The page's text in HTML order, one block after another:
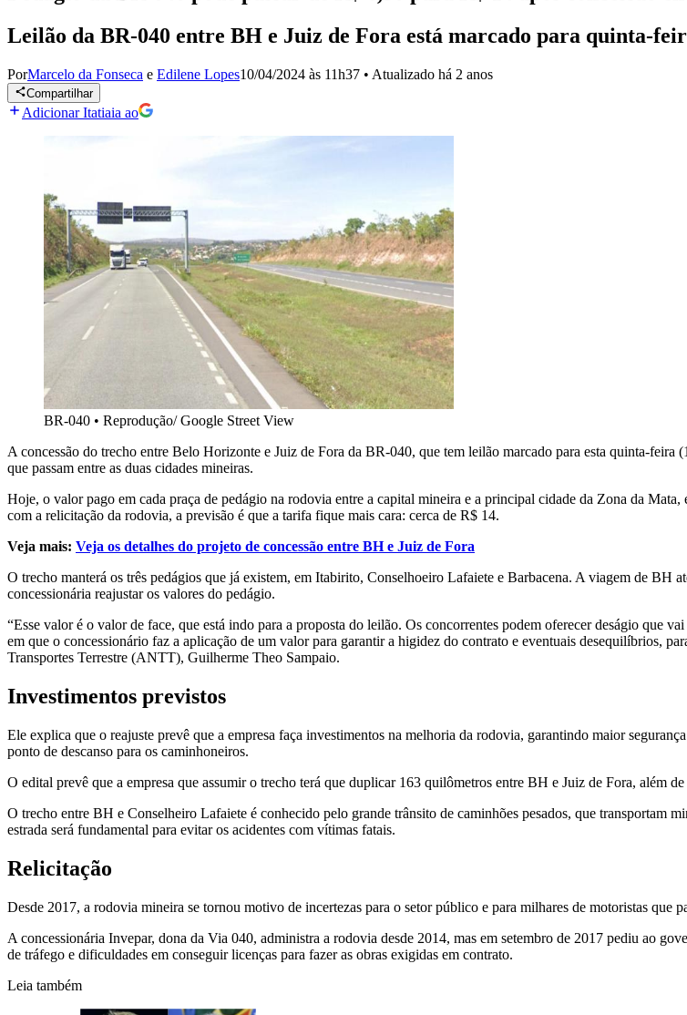
Leilão da BR-040 entre BH e Juiz de Fora está marcado para quinta-
PorMarcelo da Fonseca e Edilene Lopes10/04/2024 às 11h37 • Atualizado há 2 anos
Compartilhar
Adicionar Itatiaia ao
BR-040 • Reprodução/ Google Street View
A concessão do trecho entre Belo Horizonte e Juiz de Fora da BR-040, que tem leilão marcado para esta quinta-
que passam entre as duas cidades mineiras.
Hoje, o valor pago em cada praça de pedágio na rodovia entre a capital mineira e a principal cidade da Zona da
com a relicitação da rodovia, a previsão é que a tarifa fique mais cara: cerca de R$ 14.
Veja mais: Veja os detalhes do projeto de concessão entre BH e Juiz de Fora
O trecho manterá os três pedágios que já existem, em Itabirito, Conselhoeiro Lafaiete e Barbacena. A viagem de BH
concessionária reajustar os valores do pedágio.
“Esse valor é o valor de face, que está indo para a proposta do leilão. Os concorrentes podem oferecer deságio que
em que o concessionário faz a aplicação de um valor para garantir a higidez do contrato e eventuais desequilíbrios,
Transportes Terrestre (ANTT), Guilherme Theo Sampaio.
Investimentos previstos
Ele explica que o reajuste prevê que a empresa faça investimentos na melhoria da rodovia, garantindo maior
ponto de descanso para os caminhoneiros.
O edital prevê que a empresa que assumir o trecho terá que duplicar 163 quilômetros entre BH e Juiz de Fora, além
O trecho entre BH e Conselheiro Lafaiete é conhecido pelo grande trânsito de caminhões pesados, que transportam
estrada será fundamental para evitar os acidentes com vítimas fatais.
Relicitação
Desde 2017, a rodovia mineira se tornou motivo de incertezas para o setor público e para milhares de motoristas que
A concessionária Invepar, dona da Via 040, administra a rodovia desde 2014, mas em setembro de 2017 pediu ao
de tráfego e dificuldades em conseguir licenças para fazer as obras exigidas em contrato.
Leia também